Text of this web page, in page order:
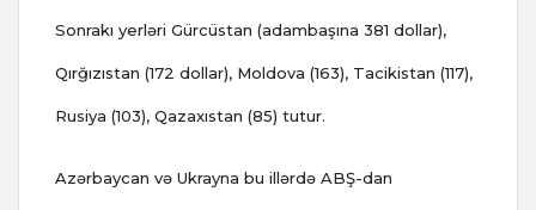
Sonrakı yerləri Gürcüstan (adambaşına 381 dollar),
Qırğızıstan (172 dollar), Moldova (163), Tacikistan (117),
Rusiya (103), Qazaxıstan (85) tutur.
Azərbaycan və Ukrayna bu illərdə ABŞ-dan